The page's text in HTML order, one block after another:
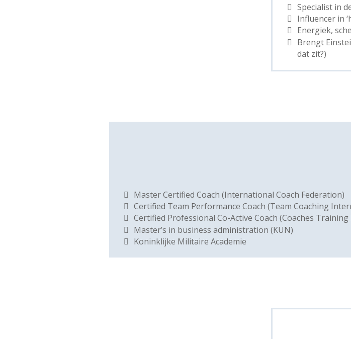
Specialist in
Influencer in
Energiek,
Brengt
dat zit?)
Master Certified Coach (International Coach Federation)
Certified Team Performance Coach (Team Coaching
Certified Professional Co-Active Coach (Coaches
Master’s in business administration (KUN)
Koninklijke Militaire Academie